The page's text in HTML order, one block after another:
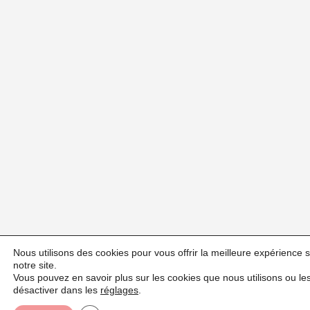
Nous utilisons des cookies pour vous offrir la meilleure expérience
notre site.
Vous pouvez en savoir plus sur les cookies que nous utilisons ou
désactiver dans les réglages